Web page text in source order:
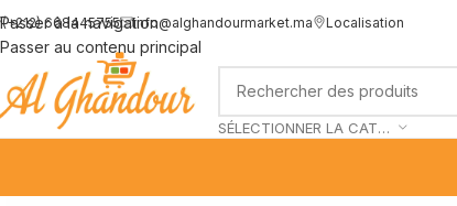
Passer à la navigation
Passer au contenu principal
(+212) 668445755 info@alghandourmarket.ma Localisation
SÉLECTIONNER LA CATÉGORIE